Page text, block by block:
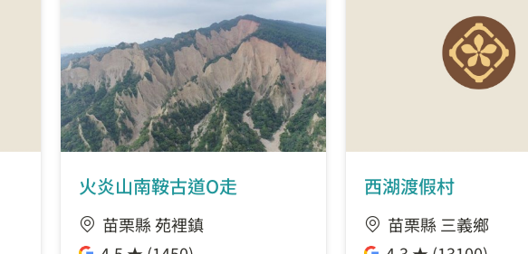
火炎山南鞍古道O走
苗栗縣 苑裡鎮
西湖渡假村
苗栗縣 三義鄉